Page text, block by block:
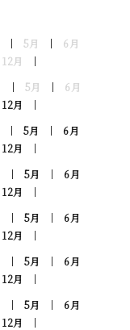
5月
6月
12月
5月
6月
12月
5月
6月
12月
5月
6月
12月
5月
6月
12月
5月
6月
12月
5月
6月
12月